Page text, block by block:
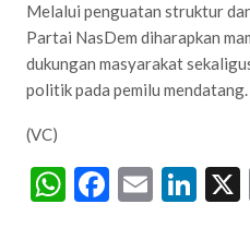
Melalui penguatan struktur
Partai NasDem diharapkan
dukungan masyarakat
politik pada pemilu mendatang.
(VC)
WhatsApp
Facebook
Email